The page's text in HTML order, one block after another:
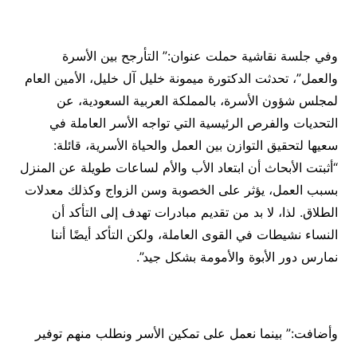
وفي جلسة نقاشية حملت عنوان:” التأرجح بين الأسرة
والعمل”، تحدثت الدكتورة ميمونة خليل آل خليل، الأمين العام
لمجلس شؤون الأسرة، بالمملكة العربية السعودية، عن
التحديات والفرص الرئيسية التي تواجه الأسر العاملة في
سعيها لتحقيق التوازن بين العمل والحياة الأسرية، قائلة:
“أثبتت الأبحاث أن ابتعاد الأب والأم لساعات طويلة عن المنزل
بسبب العمل، يؤثر على الخصوبة وسن الزواج وكذلك معدلات
الطلاق. لذا، لا بد من تقديم مبادرات تهدف إلى التأكد أن
النساء نشيطات في القوى العاملة، ولكن التأكد أيضًا أننا
نمارس دور الأبوة والأمومة بشكل جيد”.
وأضافت:” بينما نعمل على تمكين الأسر ونطلب منهم توفير